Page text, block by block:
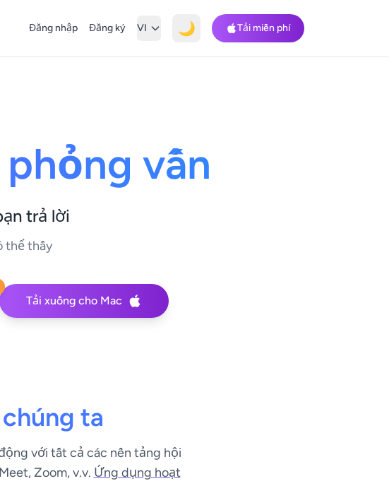
Đăng nhập Đăng ký VI 🌙 Tải miễn phí
vấn
trả lời
thể thấy
Tải xuống cho Mac
ta
với tất cả các nền tảng hội
Zoom, v.v. Ứng dụng hoạt